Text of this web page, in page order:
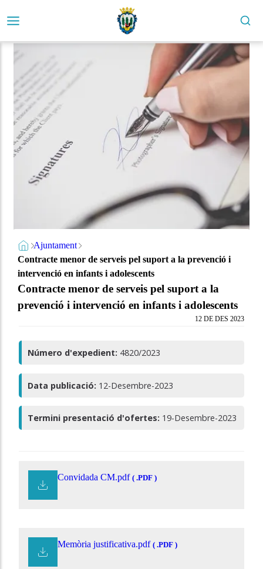
Ajuntament
Contracte menor de serveis pel suport a la prevenció i
intervenció en infants i adolescents
Contracte menor de serveis pel suport a la
prevenció i intervenció en infants i adolescents
12 DE DES 2023
Número d'expedient: 4820/2023
Data publicació: 12-Desembre-2023
Termini presentació d'ofertes: 19-Desembre-2023
Convidada CM.pdf ( .PDF )
Memòria justificativa.pdf ( .PDF )